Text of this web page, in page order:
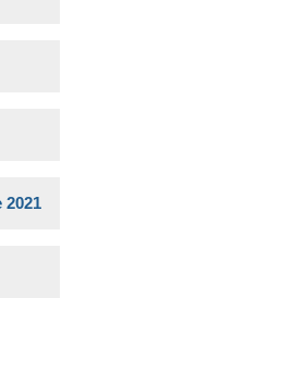
2021